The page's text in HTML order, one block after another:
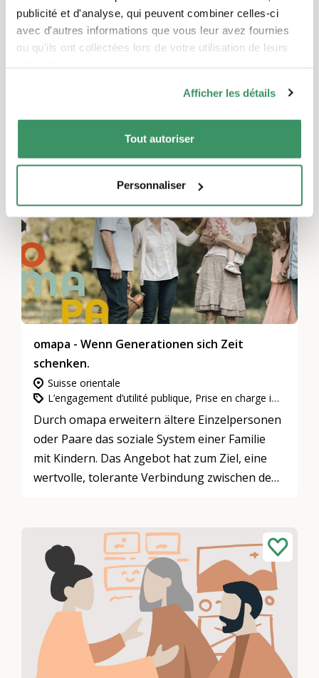
publicité et d'analyse, qui peuvent combiner celles-ci
avec d'autres informations que vous leur avez fournies
ou qu'ils ont collectées lors de votre utilisation de leurs
Afficher les détails
Tout autoriser
Personnaliser
Genève
L’engagement d’utilité publique, Habitation intergénérationnelle, Prise en charge intergénérationnelle
Das Bureau Central d'Aide Sociale ist der
Initiator und Bauherr des
generationenübergreifenden Zentrums
Architektur als auch in seiner Intention,
beherbergt in der Gemeinde Chêne-Bougeries:
ältere Menschen, Menschen mit
Mehrfachbehinderungen, Kinder, Studenten
und Einwohner.
omapa - Wenn Generationen sich Zeit
schenken.
Suisse orientale
L’engagement d’utilité publique, Prise en charge intergénérationnelle
Durch omapa erweitern ältere Einzelpersonen
oder Paare das soziale System einer Familie
mit Kindern. Das Angebot hat zum Ziel, eine
wertvolle, tolerante Verbindung zwischen den
ermöglicht Kinderbetreuung im gewohnten
familiären Umfeld. Die gemeinsame Zeit kann
mit vielerlei Aktivität in und ums elterliche
Zuhause, aber auch ausser Haus gestaltet
werden.